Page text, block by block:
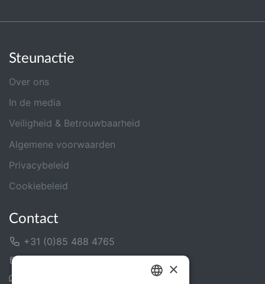
Steunactie
Over ons
In de media
Veiligheid & Betrouwbaarheid
Algemene voorwaarden
Privacybeleid
Cookiebeleid
Contact
+31 (0)85 488 4765
×